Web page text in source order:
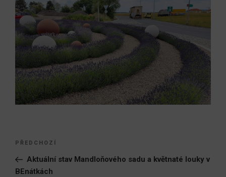
Navigace
příspěvek
Předchozí
příspěvek
PŘEDCHOZÍ
Aktuální stav Mandloňového sadu a květnaté louky v
BEnátkách